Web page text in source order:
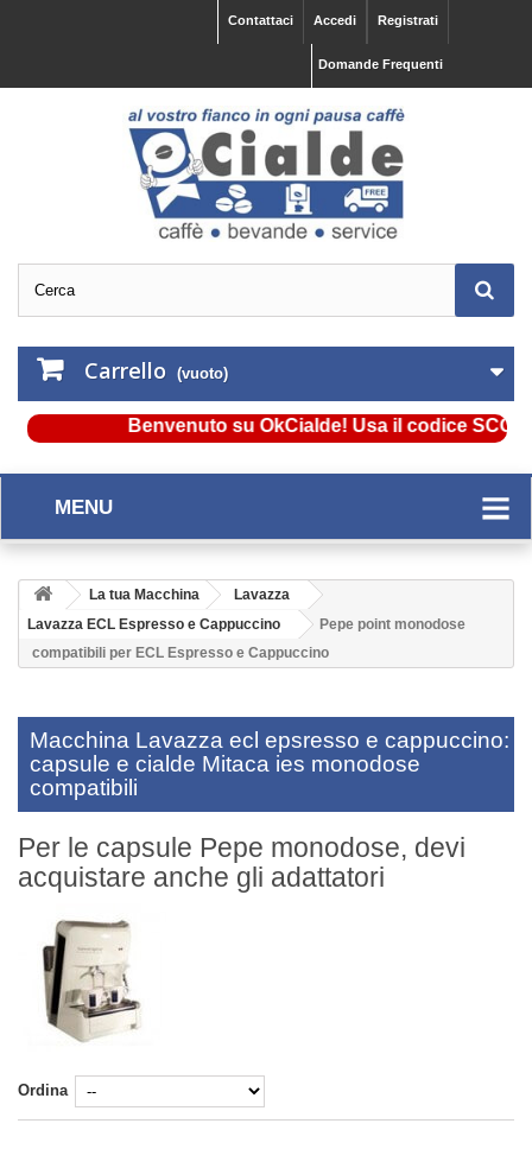
Registrati
Accedi
Contattaci
Domande Frequenti
Carrello (vuoto)
Benvenuto su OkCialde! Usa il codice
MENU
La tua Macchina
Lavazza
Lavazza ECL Espresso e Cappuccino
Pepe point monodose
compatibili per ECL Espresso e Cappuccino
Macchina Lavazza ecl epsresso e cappuccino:
capsule e cialde Mitaca ies monodose
compatibili
Per le capsule Pepe monodose, devi
acquistare anche gli adattatori
Ordina